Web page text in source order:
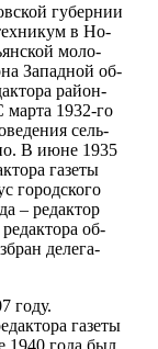
губернии
в Но-
моло-
Западной об-
район-
1932-го
сель-
В июне 1935
газеты
городского
– редактор
об-
делега-
году.
газеты